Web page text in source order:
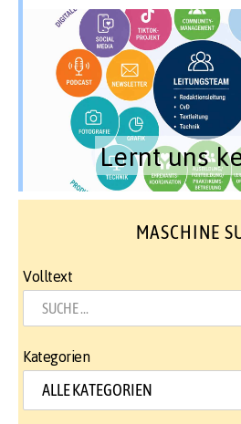
Lernt uns
MASCHINE
Volltext
Kategorien